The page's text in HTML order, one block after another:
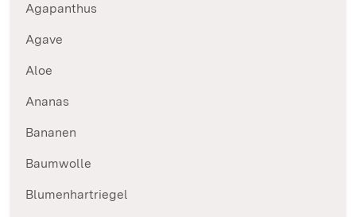
Agapanthus
Agave
Aloe
Ananas
Bananen
Baumwolle
Blumenhartriegel